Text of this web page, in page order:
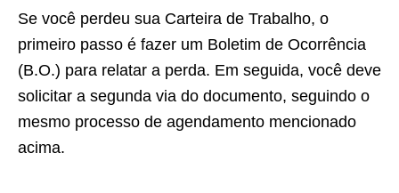
Se você perdeu sua Carteira de Trabalho, o
primeiro passo é fazer um Boletim de Ocorrência
(B.O.) para relatar a perda. Em seguida, você deve
solicitar a segunda via do documento, seguindo o
mesmo processo de agendamento mencionado
acima.